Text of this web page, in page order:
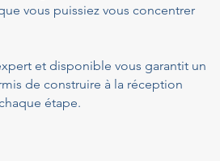
vous puissiez vous concentrer
et disponible vous garantit un
de construire à la réception
étape.